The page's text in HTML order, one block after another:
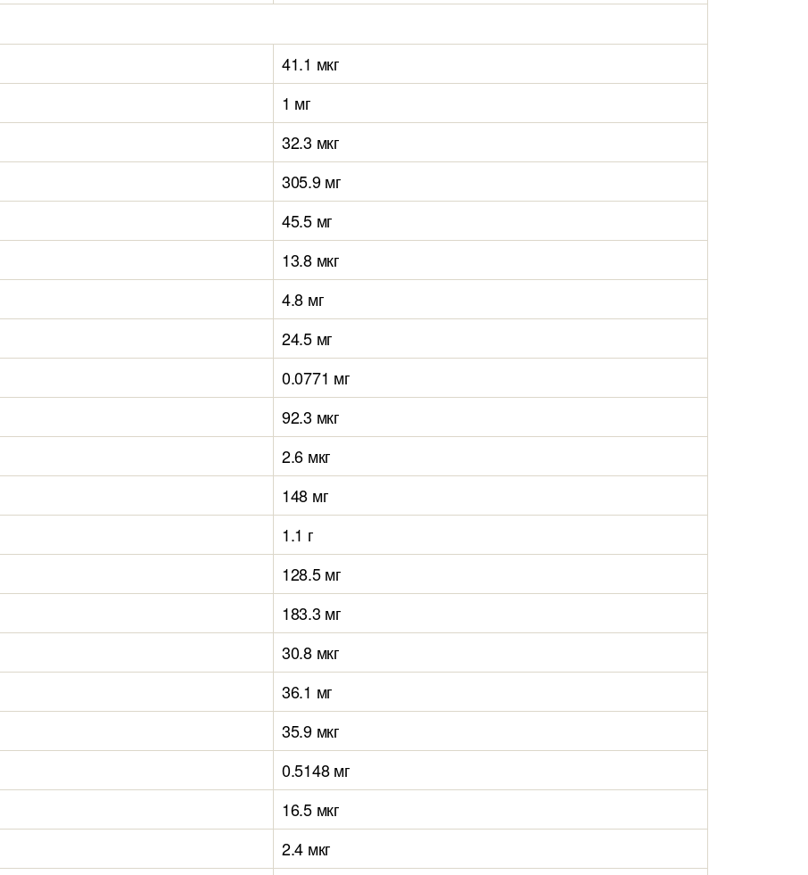
41.1 мкг
1 мг
32.3 мкг
305.9 мг
45.5 мг
13.8 мкг
4.8 мг
24.5 мг
0.0771 мг
92.3 мкг
2.6 мкг
148 мг
1.1 г
128.5 мг
183.3 мг
30.8 мкг
36.1 мг
35.9 мкг
0.5148 мг
16.5 мкг
2.4 мкг